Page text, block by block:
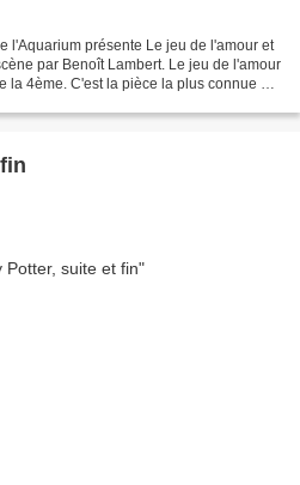
l'Aquarium présente Le jeu de l'amour et
par Benoît Lambert. Le jeu de l'amour
la 4ème. C'est la pièce la plus connue de